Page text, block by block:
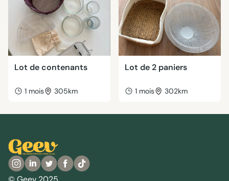
Lot de contenants
1 mois 305km
Lot de 2 paniers
1 mois 302km